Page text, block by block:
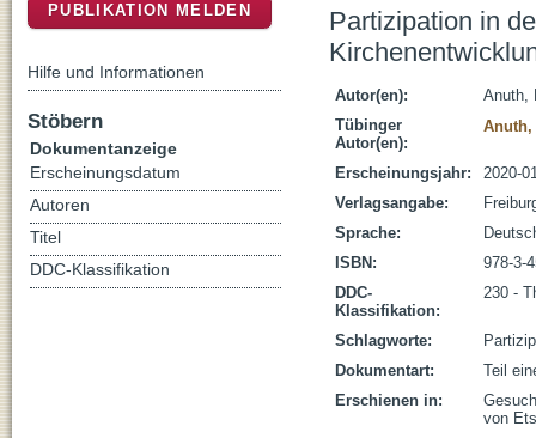
Partizipation in
Autor(en):
Anuth,
Tübinger
Autor(en):
Anuth,
Erscheinungsjahr:
2020-
Verlagsangabe:
Sprache:
ISBN:
978-3-
DDC-
Klassifikation:
230 -
Schlagworte:
Dokumentart:
Teil
Erschienen in:
von
PUBLIKATION MELDEN
Hilfe und Informationen
Stöbern
Dokumentanzeige
Erscheinungsdatum
Autoren
Titel
DDC-Klassifikation